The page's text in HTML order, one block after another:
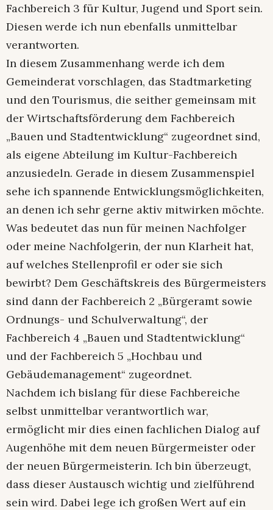
Fachbereich 3 für Kultur, Jugend und Sport sein.
Diesen werde ich nun ebenfalls unmittelbar
verantworten.
In diesem Zusammenhang werde ich dem
Gemeinderat vorschlagen, das Stadtmarketing
und den Tourismus, die seither gemeinsam mit
der Wirtschaftsförderung dem Fachbereich
„Bauen und Stadtentwicklung“ zugeordnet sind,
als eigene Abteilung im Kultur-Fachbereich
anzusiedeln. Gerade in diesem Zusammenspiel
sehe ich spannende Entwicklungsmöglichkeiten,
an denen ich sehr gerne aktiv mitwirken möchte.
Was bedeutet das nun für meinen Nachfolger
oder meine Nachfolgerin, der nun Klarheit hat,
auf welches Stellenprofil er oder sie sich
bewirbt? Dem Geschäftskreis des Bürgermeisters
sind dann der Fachbereich 2 „Bürgeramt sowie
Ordnungs- und Schulverwaltung“, der
Fachbereich 4 „Bauen und Stadtentwicklung“
und der Fachbereich 5 „Hochbau und
Gebäudemanagement“ zugeordnet.
Nachdem ich bislang für diese Fachbereiche
selbst unmittelbar verantwortlich war,
ermöglicht mir dies einen fachlichen Dialog auf
Augenhöhe mit dem neuen Bürgermeister oder
der neuen Bürgermeisterin. Ich bin überzeugt,
dass dieser Austausch wichtig und zielführend
sein wird. Dabei lege ich großen Wert auf ein